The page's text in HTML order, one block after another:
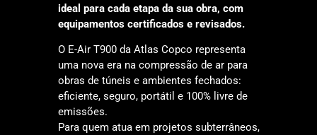
ideal para cada etapa da sua obra, com
equipamentos certificados e revisados.
O E-Air T900 da Atlas Copco representa
uma nova era na compressão de ar para
obras de túneis e ambientes fechados:
eficiente, seguro, portátil e 100% livre de
emissões.
Para quem atua em projetos subterrâneos,